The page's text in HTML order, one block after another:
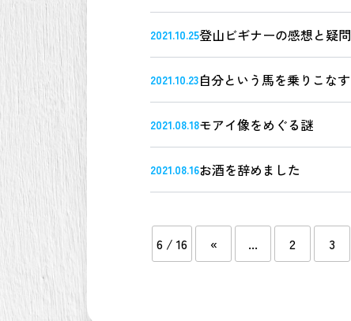
2021.10.25登山ビギナーの感想と疑問
2021.10.23自分という馬を乗りこなす
2021.08.18モアイ像をめぐる謎
2021.08.16お酒を辞めました
6 / 16 « ... 2 3